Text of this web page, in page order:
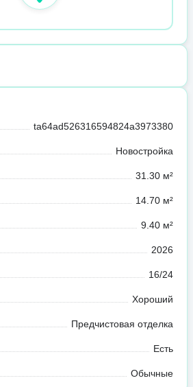
ta64ad526316594824a3973380
Новостройка
31.30 м²
14.70 м²
9.40 м²
2026
16/24
Хороший
Предчистовая отделка
Есть
Обычные